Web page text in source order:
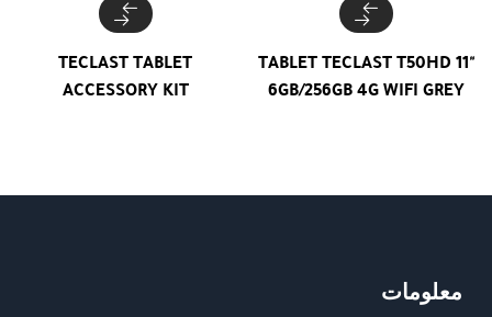
TABLET TECLAST T50HD 11"
6GB/256GB 4G WIFI GREY
TECLAST TABLET
ACCESSORY KIT
معلومات